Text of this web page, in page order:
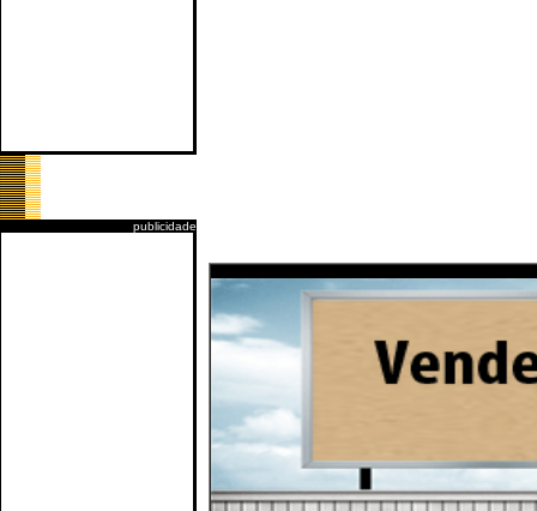
publicidade